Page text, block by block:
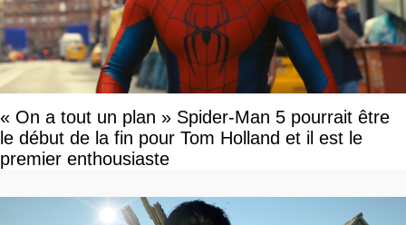
« On a tout un plan » Spider-Man 5 pourrait être
le début de la fin pour Tom Holland et il est le
premier enthousiaste